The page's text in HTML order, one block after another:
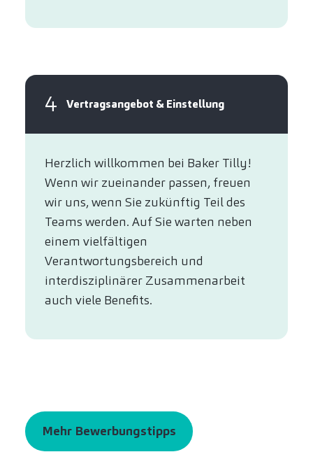
4 Vertragsangebot & Einstellung
Herzlich willkommen bei Baker Tilly!
Wenn wir zueinander passen, freuen
wir uns, wenn Sie zukünftig Teil des
Teams werden. Auf Sie warten neben
einem vielfältigen
Verantwortungsbereich und
interdisziplinärer Zusammenarbeit
auch viele Benefits.
Mehr Bewerbungstipps